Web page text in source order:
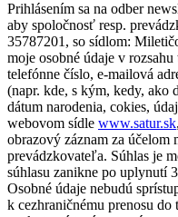
Prihlásením sa na odber
aby spoločnosť resp.
35787201, so sídlom:
moje osobné údaje v
telefónne číslo, e-mailová
(napr. kde, s kým, kedy, ako
dátum narodenia, cokies,
webovom sídle www.satur.sk
obrazový záznam za
prevádzkovateľa. Súhlas je
súhlasu zanikne po uplynutí
Osobné údaje nebudú
k cezhraničnému prenosu